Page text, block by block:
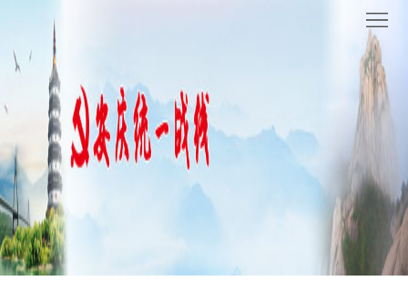
站
首
要
闻
焦
统
时
讯
地
动
态
机
关
党
他
山
理